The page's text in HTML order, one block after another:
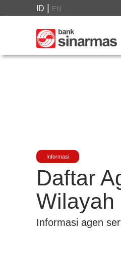
ID EN
Informasi
Daftar
Wilayah
Informasi agen